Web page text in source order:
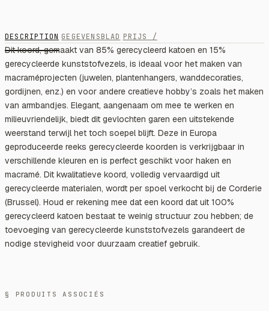
DESCRIPTION GEGEVENSBLAD PRIJS /
Dit koord, gemaakt van 85% gerecycleerd katoen en 15%
gerecycleerde kunststofvezels, is ideaal voor het maken van
macraméprojecten (juwelen, plantenhangers, wanddecoraties,
gordijnen, enz.) en voor andere creatieve hobby’s zoals het maken
van armbandjes. Elegant, aangenaam om mee te werken en
milieuvriendelijk, biedt dit gevlochten garen een uitstekende
weerstand terwijl het toch soepel blijft. Deze in Europa
geproduceerde reeks gerecycleerde koorden is verkrijgbaar in
verschillende kleuren en is perfect geschikt voor haken en
macramé. Dit kwalitatieve koord, volledig vervaardigd uit
gerecycleerde materialen, wordt per spoel verkocht bij de Corderie
(Brussel). Houd er rekening mee dat een koord dat uit 100%
gerecycleerd katoen bestaat te weinig structuur zou hebben; de
toevoeging van gerecycleerde kunststofvezels garandeert de
nodige stevigheid voor duurzaam creatief gebruik.
§ PRODUITS ASSOCIÉS